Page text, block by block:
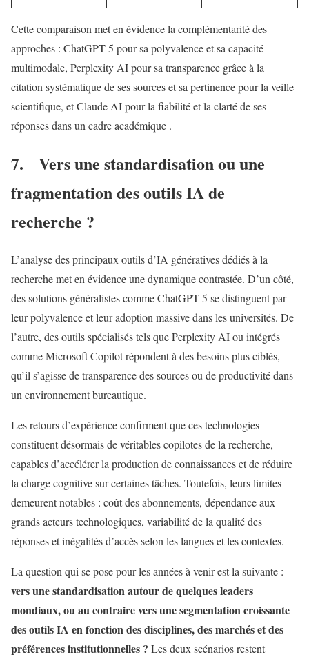
Cette comparaison met en évidence la complémentarité des
approches : ChatGPT 5 pour sa polyvalence et sa capacité
multimodale, Perplexity AI pour sa transparence grâce à la
citation systématique de ses sources et sa pertinence pour la veille
scientifique, et Claude AI pour la fiabilité et la clarté de ses
réponses dans un cadre académique .
7. Vers une standardisation ou une
fragmentation des outils IA de
recherche ?
L’analyse des principaux outils d’IA génératives dédiés à la
recherche met en évidence une dynamique contrastée. D’un côté,
des solutions généralistes comme ChatGPT 5 se distinguent par
leur polyvalence et leur adoption massive dans les universités. De
l’autre, des outils spécialisés tels que Perplexity AI ou intégrés
comme Microsoft Copilot répondent à des besoins plus ciblés,
qu’il s’agisse de transparence des sources ou de productivité dans
un environnement bureautique.
Les retours d’expérience confirment que ces technologies
constituent désormais de véritables copilotes de la recherche,
capables d’accélérer la production de connaissances et de réduire
la charge cognitive sur certaines tâches. Toutefois, leurs limites
demeurent notables : coût des abonnements, dépendance aux
grands acteurs technologiques, variabilité de la qualité des
réponses et inégalités d’accès selon les langues et les contextes.
La question qui se pose pour les années à venir est la suivante :
vers une standardisation autour de quelques leaders
mondiaux, ou au contraire vers une segmentation croissante
des outils IA en fonction des disciplines, des marchés et des
préférences institutionnelles ? Les deux scénarios restent